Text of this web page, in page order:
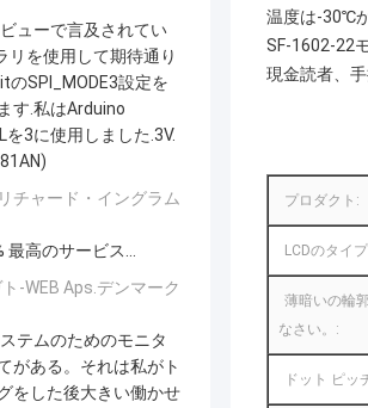
ューで言及されてい
を使用して期待通り
のSPI_MODE3設定を
す.私はArduino
を3に使用しました.3V.
チャード・イングラム
最高のサービス...
-WEB Aps.デンマーク
テムのためのモニタ
がある。それは私がト
をした後大きい働かせ
温度は-30℃
SF-1602-22
現金読者、
プロダクト:
LCDのタイ
薄暗いの輪
なさい。:
ドット ピッ